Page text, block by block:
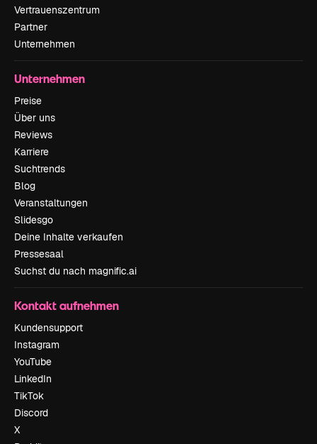
Vertrauenszentrum
Partner
Unternehmen
Unternehmen
Preise
Über uns
Reviews
Karriere
Suchtrends
Blog
Veranstaltungen
Slidesgo
Deine Inhalte verkaufen
Pressesaal
Suchst du nach magnific.ai
Kontakt aufnehmen
Kundensupport
Instagram
YouTube
LinkedIn
TikTok
Discord
X